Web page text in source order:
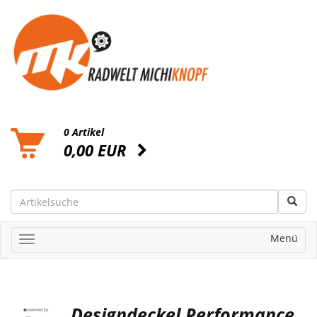
0 Artikel
0,00 EUR
Menü